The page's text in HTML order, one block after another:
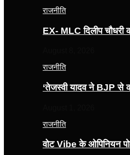
राजनीति
EX- MLC दिलीप
राजनीति
‘तेजस्‍वी यादव ने BJP से
राजनीति
वोट Vibe के ओपिनियन